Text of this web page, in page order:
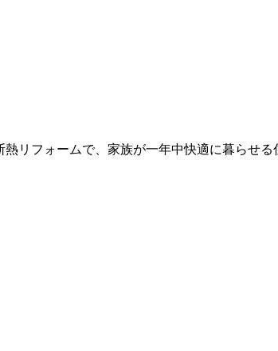
リフォームで、家族が一年中快適に暮らせる